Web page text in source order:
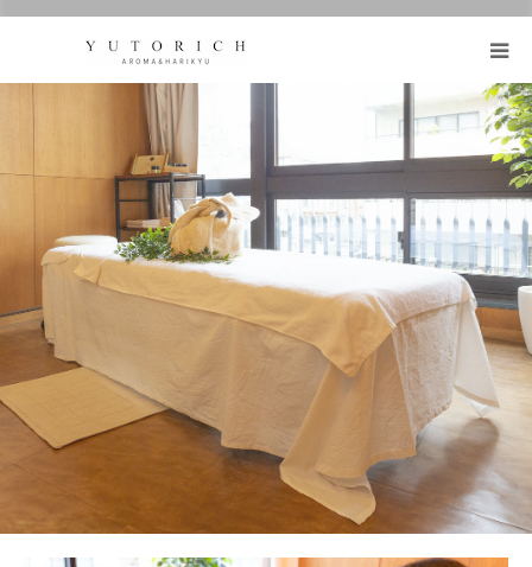
鍼灸とアロマの効果
メニュー
ブログ
お客様の声
プロフィール